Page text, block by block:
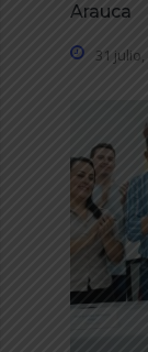
Arauca
31 julio,